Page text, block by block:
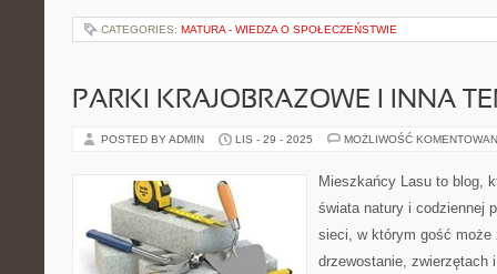
CATEGORIES: MATURA - WIEDZA O SPOŁECZEŃSTWIE
PARKI KRAJOBRAZOWE I INNA
POSTED BY ADMIN LIS - 29 - 2025 MOŻLIWOŚĆ
Mieszkańcy Lasu to blog,
świata natury i codziennej
sieci, w którym gość może
drzewostanie, zwierzętach